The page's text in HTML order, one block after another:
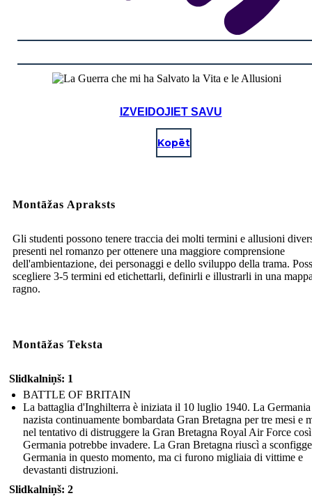
IZVEIDOJIET SAVU
Kopēt
Montāžas Apraksts
Gli studenti possono tenere traccia dei molti termini e allusioni
presenti nel romanzo per ottenere una maggiore comprensione
dell'ambientazione, dei personaggi e dello sviluppo della trama.
scegliere 3-5 termini ed etichettarli, definirli e illustrarli in una
ragno.
Montāžas Teksta
Slidkalniņš: 1
BATTLE OF BRITAIN
La battaglia d'Inghilterra è iniziata il 10 luglio 1940. La Germania
nazista continuamente bombardata Gran Bretagna per tre mesi e
nel tentativo di distruggere la Gran Bretagna Royal Air Force
Germania potrebbe invadere. La Gran Bretagna riuscì a
Germania in questo momento, ma ci furono migliaia di vittime e
devastanti distruzioni.
Slidkalniņš: 2